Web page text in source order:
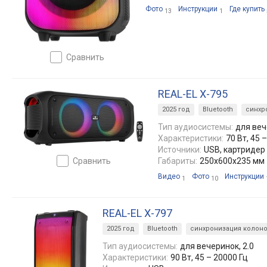
сравнить
Фото 13 Инструкции 1 Где купить
сравнить
REAL-EL X-795
2025 год Bluetooth
Тип аудиосистемы: для
Характеристики: 70 Вт, 45
Источники: USB, картридер
Габариты: 250x600x235 мм
Видео 1 Фото 10 Инструкции
REAL-EL X-797
2025 год Bluetooth синхронизация
Тип аудиосистемы: для вечеринок, 2.0
Характеристики: 90 Вт, 45 – 20000 Гц